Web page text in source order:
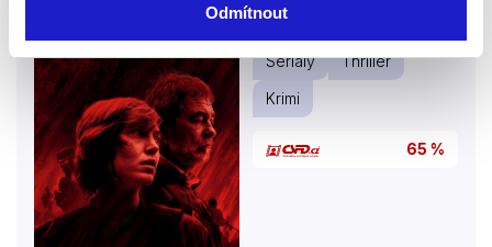
Odmítnout
Seriály
Thriller
Krimi
65 %